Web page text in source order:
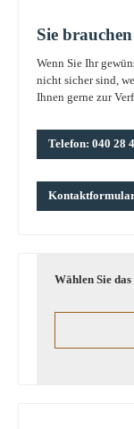
Sie
Wenn Sie Ihr
nicht sicher sind,
Ihnen gerne zur
Telefon: 040 28
Wählen Sie